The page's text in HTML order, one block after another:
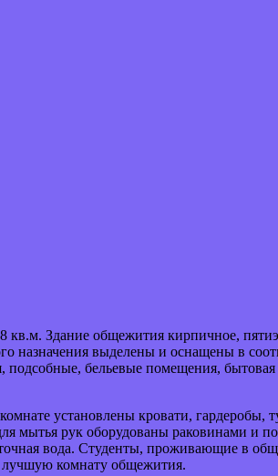
Здание общежития кирпичное,
назначения выделены и оснащены в
бельевые помещения, бытовая
установлены кровати, гардеробы,
мытья рук оборудованы раковинами и
вода. Студенты, проживающие в
лучшую комнату общежития.